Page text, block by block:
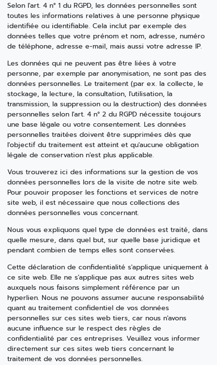
Selon l'art. 4 n° 1 du RGPD, les données personnelles sont
toutes les informations relatives à une personne physique
identifiée ou identifiable. Cela inclut par exemple des
données telles que votre prénom et nom, adresse, numéro
de téléphone, adresse e-mail, mais aussi votre adresse IP.
Les données qui ne peuvent pas être liées à votre
personne, par exemple par anonymisation, ne sont pas des
données personnelles. Le traitement (par ex. la collecte, le
stockage, la lecture, la consultation, l'utilisation, la
transmission, la suppression ou la destruction) des données
personnelles selon l'art. 4 n° 2 du RGPD nécessite toujours
une base légale ou votre consentement. Les données
personnelles traitées doivent être supprimées dès que
l'objectif du traitement est atteint et qu'aucune obligation
légale de conservation n'est plus applicable.
Vous trouverez ici des informations sur la gestion de vos
données personnelles lors de la visite de notre site web.
Pour pouvoir proposer les fonctions et services de notre
site web, il est nécessaire que nous collections des
données personnelles vous concernant.
Nous vous expliquons quel type de données est traité, dans
quelle mesure, dans quel but, sur quelle base juridique et
pendant combien de temps elles sont conservées.
Cette déclaration de confidentialité s'applique uniquement à
ce site web. Elle ne s'applique pas aux autres sites web
auxquels nous faisons simplement référence par un
hyperlien. Nous ne pouvons assumer aucune responsabilité
quant au traitement confidentiel de vos données
personnelles sur ces sites web tiers, car nous n'avons
aucune influence sur le respect des règles de
confidentialité par ces entreprises. Veuillez vous informer
directement sur ces sites web tiers concernant le
traitement de vos données personnelles.